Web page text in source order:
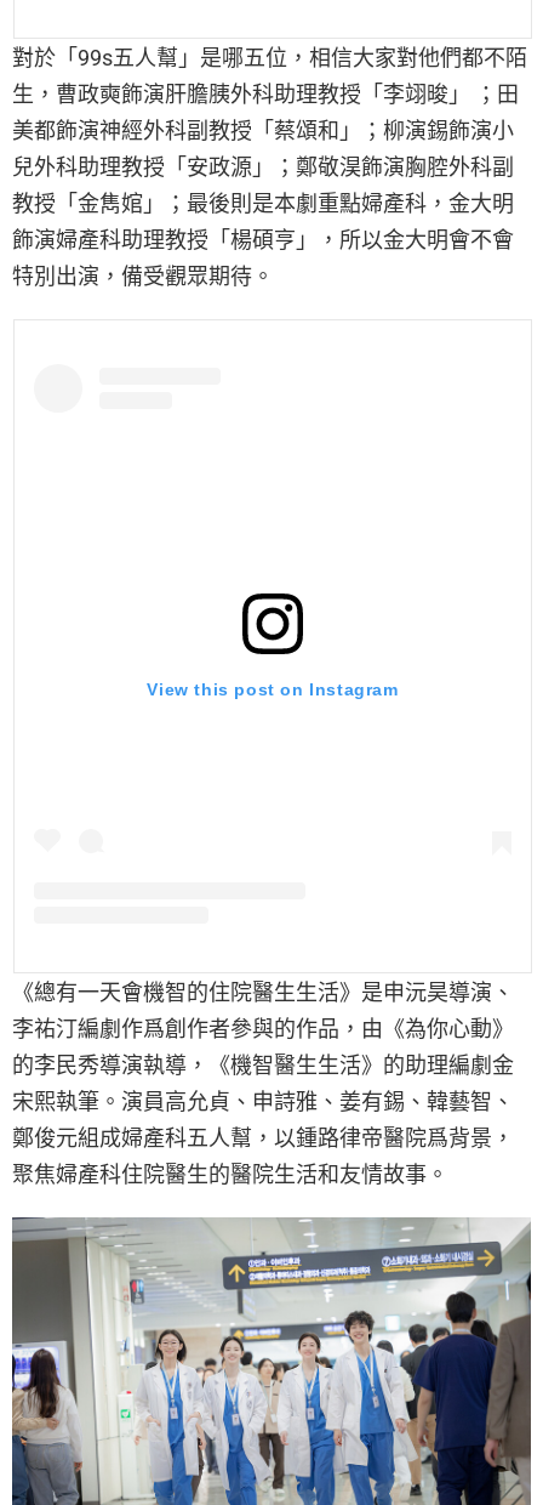
對於「99s五人幫」是哪五位，相信大家對他們都不陌
生，曹政奭飾演肝膽胰外科助理教授「李翊晙」 ；田
美都飾演神經外科副教授「蔡頌和」；柳演錫飾演小
兒外科助理教授「安政源」；鄭敬淏飾演胸腔外科副
教授「金雋婠」；最後則是本劇重點婦產科，金大明
飾演婦產科助理教授「楊碩亨」，所以金大明會不會
特別出演，備受觀眾期待。
View this post on Instagram
《總有一天會機智的住院醫生生活》是申沅昊導演、
李祐汀編劇作爲創作者參與的作品，由《為你心動》
的李民秀導演執導，《機智醫生生活》的助理編劇金
宋熙執筆。演員高允貞、申詩雅、姜有錫、韓藝智、
鄭俊元組成婦產科五人幫，以鍾路律帝醫院爲背景，
聚焦婦產科住院醫生的醫院生活和友情故事。